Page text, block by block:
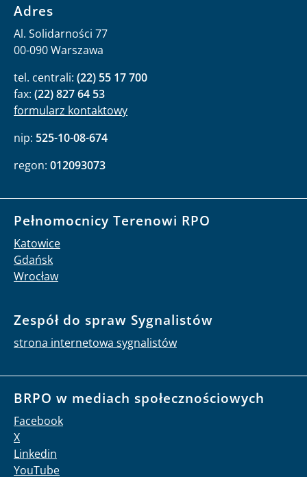
Adres
Al. Solidarności 77
00-090 Warszawa
tel. centrali: (22) 55 17 700
fax: (22) 827 64 53
formularz kontaktowy
nip: 525-10-08-674
regon: 012093073
Pełnomocnicy Terenowi RPO
Katowice
Gdańsk
Wrocław
Zespół do spraw Sygnalistów
strona internetowa sygnalistów
BRPO w mediach społecznościowych
Facebook
X
Linkedin
YouTube